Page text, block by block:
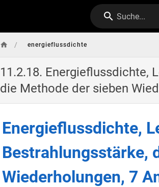
Suche...
/ energieflussdichte
11.2.18. Energieflussdichte,
die Methode der sieben
Energieflussdichte,
Bestrahlungsstärke,
Wiederholungen, 7